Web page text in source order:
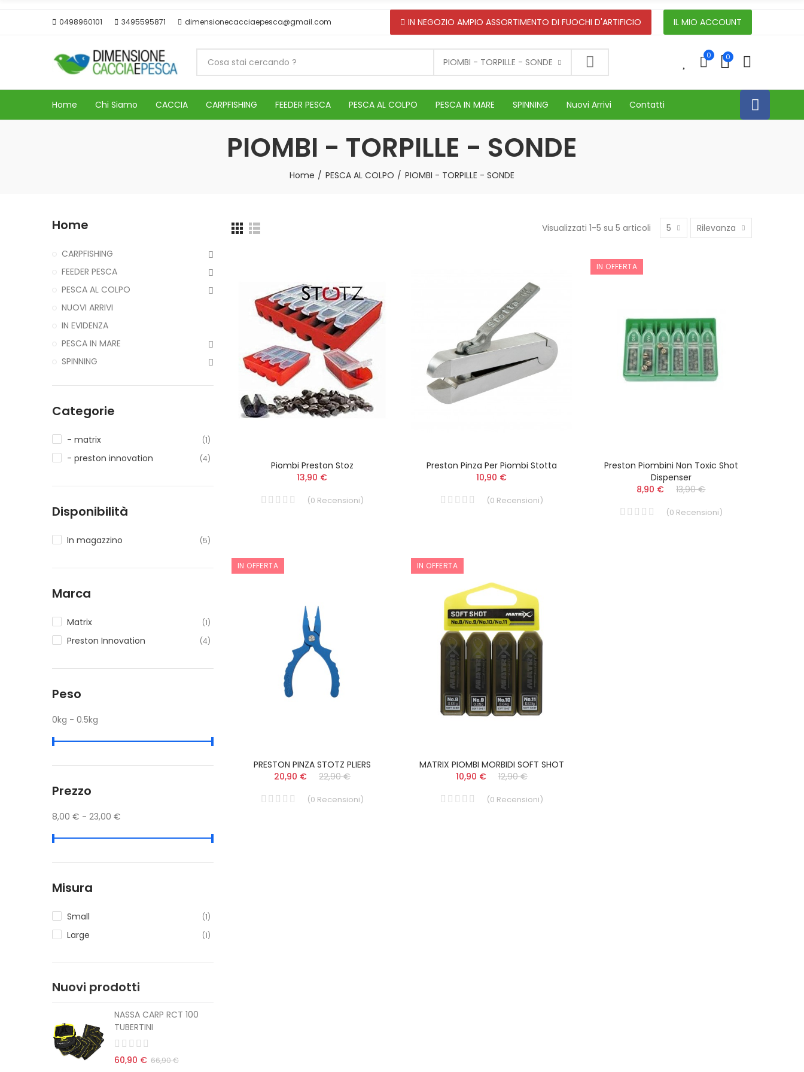
0498960101 3495595871 dimensionecacciaepesca@gmail.com IN NEGOZIO AMPIO ASSORTIMENTO DI FUOCHI D'ARTIFICIO IL MIO ACCOUNT
PIOMBI - TORPILLE - SONDE
0 0
Home Chi Siamo CACCIA CARPFISHING FEEDER PESCA PESCA AL COLPO PESCA IN MARE SPINNING Nuovi Arrivi Contatti
PIOMBI - TORPILLE - SONDE
Home PESCA AL COLPO PIOMBI - TORPILLE - SONDE
Visualizzati 1-5 su 5 articoli 5 Rilevanza
Piombi Preston Stoz
13,90 €
(0 Recensioni)
Preston Pinza Per Piombi Stotta
10,90 €
(0 Recensioni)
IN OFFERTA
Preston Piombini Non Toxic Shot
Dispenser
8,90 €
13,90 €
(0 Recensioni)
IN OFFERTA
PRESTON PINZA STOTZ PLIERS
20,90 €
22,90 €
(0 Recensioni)
IN OFFERTA
MATRIX PIOMBI MORBIDI SOFT SHOT
10,90 €
12,90 €
(0 Recensioni)
Home
CARPFISHING
FEEDER PESCA
PESCA AL COLPO
NUOVI ARRIVI
IN EVIDENZA
PESCA IN MARE
SPINNING
Categorie
- matrix (1)
- preston innovation (4)
Disponibilità
In magazzino (5)
Marca
Matrix (1)
Preston Innovation (4)
Peso
0kg - 0.5kg
Prezzo
8,00 € - 23,00 €
Misura
Small (1)
Large (1)
Nuovi prodotti
NASSA CARP RCT 100
TUBERTINI
60,90 € 66,90 €